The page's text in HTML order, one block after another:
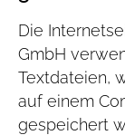
Die
GmbH
Textdateien,
auf einem
gespeichert